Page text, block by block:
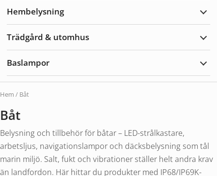
Hembelysning
Trädgård & utomhus
Baslampor
Hem / Båt
Båt
Belysning och tillbehör för båtar – LED-strålkastare,
arbetsljus, navigationslampor och däcksbelysning som tål
marin miljö. Salt, fukt och vibrationer ställer helt andra krav
än landfordon. Här hittar du produkter med IP68/IP69K-